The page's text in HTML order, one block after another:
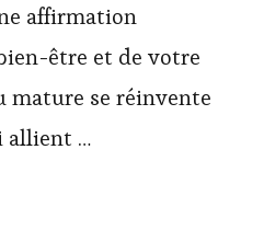
affirmation
être et de votre
mature se réinvente
allient …